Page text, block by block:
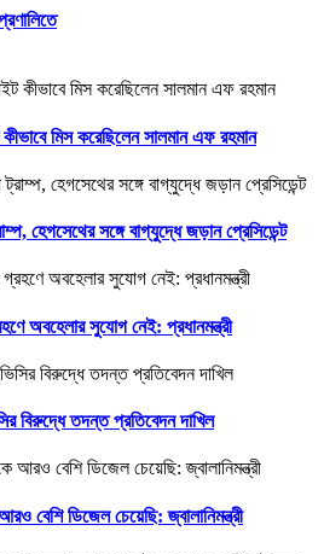
কীভাবে মিস করেছিলেন সালমান এফ রহমান
হেগসেথের সঙ্গে বাগ্‌যুদ্ধে জড়ান প্রেসিডেন্ট
অবহেলার সুযোগ নেই: প্রধানমন্ত্রী
বিরুদ্ধে তদন্ত প্রতিবেদন দাখিল
বেশি ডিজেল চেয়েছি: জ্বালানিমন্ত্রী